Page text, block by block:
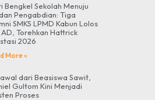
Bengkel Sekolah Menuju
Pengabdian: Tiga
SMKS LPMD Kabun Lolos
AD, Torehkan Hattrick
2026
More »
dari Beasiswa Sawit,
Gultom Kini Menjadi
Proses